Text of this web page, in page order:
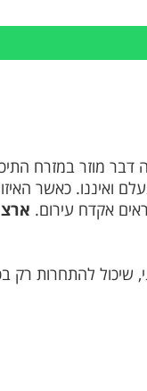
מוזר במזרח
ואיננו. כאשר
אקדח עירום.
שיכול להתחרות רק